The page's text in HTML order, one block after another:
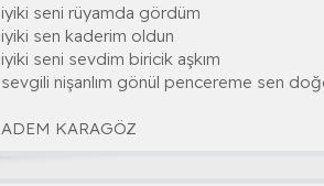
iyiki seni rüyamda gördüm
iyiki sen kaderim oldun
iyiki seni sevdim biricik aşkım
sevgili nişanlım gönül pencereme sen
ADEM KARAGÖZ